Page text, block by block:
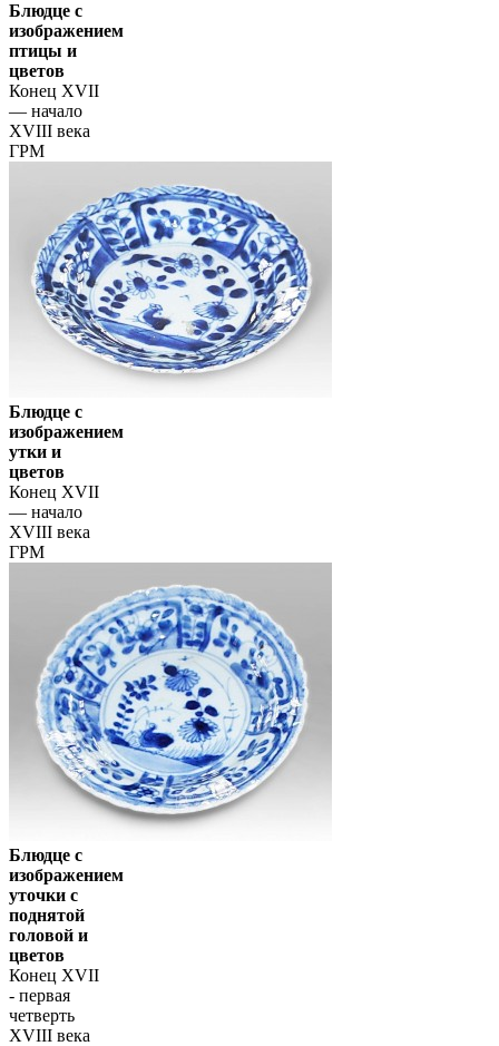
Блюдце с
изображением
птицы и
цветов
Конец XVII
— начало
XVIII века
ГРМ
Блюдце с
изображением
утки и
цветов
Конец XVII
— начало
XVIII века
ГРМ
Блюдце с
изображением
уточки с
поднятой
головой и
цветов
Конец XVII
- первая
четверть
XVIII века